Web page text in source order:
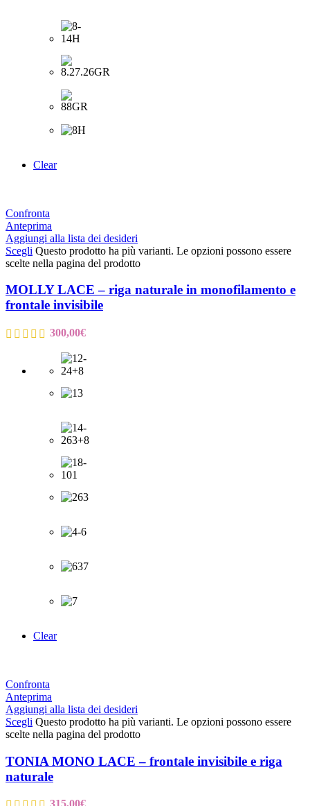
Clear
Confronta
Anteprima
Aggiungi alla lista dei desideri
Scegli Questo prodotto ha più varianti. Le opzioni possono essere
scelte nella pagina del prodotto
MOLLY LACE – riga naturale in monofilamento e
frontale invisibile
300,00€
Clear
Confronta
Anteprima
Aggiungi alla lista dei desideri
Scegli Questo prodotto ha più varianti. Le opzioni possono essere
scelte nella pagina del prodotto
TONIA MONO LACE – frontale invisibile e riga
naturale